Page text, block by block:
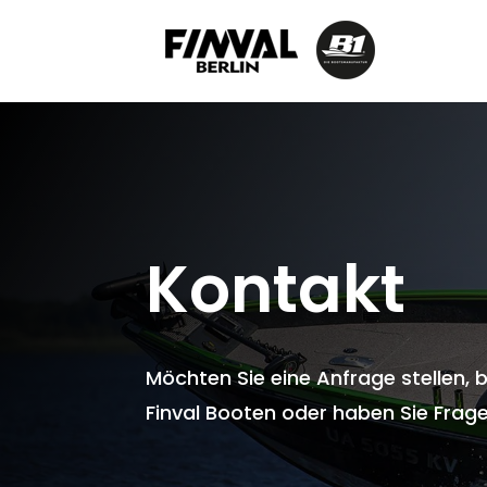
Kontakt
Möchten Sie eine Anfrage stellen,
Finval Booten oder haben Sie